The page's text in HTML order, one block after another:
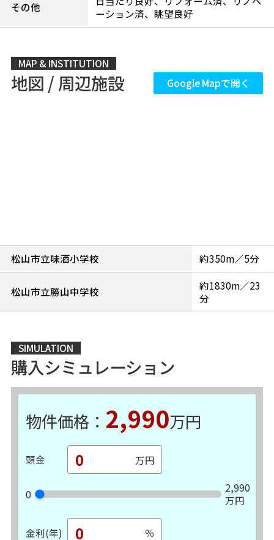
その他
ーション済、眺望良好
MAP & INSTITUTION
地図 / 周辺施設 Google Mapで開く
松山市立味酒小学校 約350m／5分
松山市立勝山中学校
約1830m／23
分
SIMULATION
購入シミュレーション
物件価格： 2,990万円
頭金
0
2,990
万円
金利(年)